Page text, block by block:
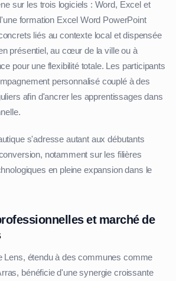
sur les trois logiciels : Word, Excel et
formation Excel Word PowerPoint
liés au contexte local et dispensée
présentiel, au cœur de la ville ou à
pour une flexibilité totale. Les participants
personnalisé couplé à des
afin d'ancrer les apprentissages dans
s'adresse autant aux débutants
notamment sur les filières
en pleine expansion dans le
et marché de
Lens, étendu à des communes comme
bénéficie d'une synergie croissante